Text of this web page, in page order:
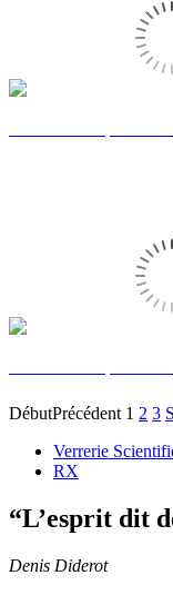
DébutPrécédent 1 2 3
Verrerie
RX
“L’esprit dit
Denis Diderot